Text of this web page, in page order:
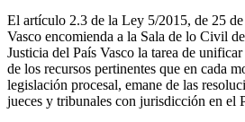
El artículo 2.3 de la Ley 5/2015, de 25
Vasco encomienda a la Sala de lo Civil
Justicia del País Vasco la tarea de
de los recursos pertinentes que en cada
legislación procesal, emane de las
jueces y tribunales con jurisdicción en el